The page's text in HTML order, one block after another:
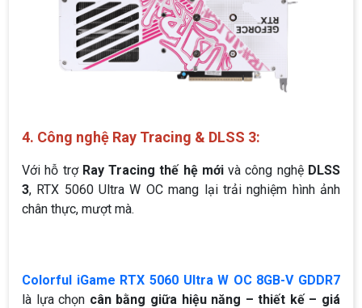
4. Công nghệ Ray Tracing & DLSS 3:
Với hỗ trợ Ray Tracing thế hệ mớivà công nghệ DLSS
3, RTX 5060 Ultra W OC mang lại trải nghiệm hình ảnh
chân thực, mượt mà.
Colorful iGame RTX 5060 Ultra W OC 8GB-V GDDR7
là lựa chọn cân bằng giữa hiệu năng – thiết kế – giá